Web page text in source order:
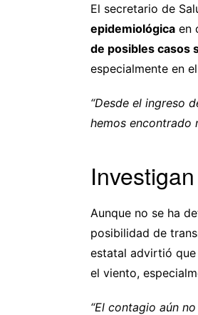
El secretario de
epidemiológica en
de posibles casos
especialmente en
“Desde el ingreso
hemos encontrado
Aunque no se ha
posibilidad de
estatal advirtió que
el viento,
“El contagio aún